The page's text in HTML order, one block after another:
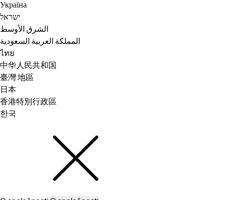
Україна
ישראל
الشرق الأوسط
المملكة العربية السعودية
ไทย
中华人民共和国
臺灣 地區
日本
香港特別行政區
한국